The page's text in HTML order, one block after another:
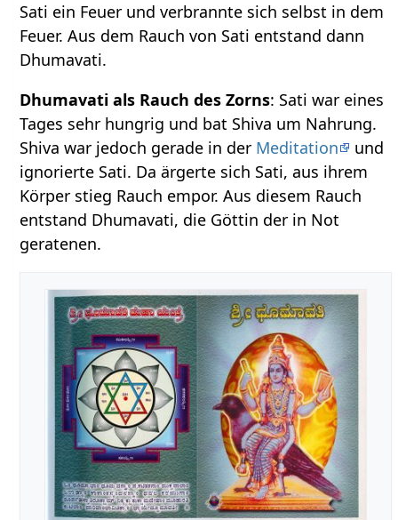
Sati ein Feuer und verbrannte sich selbst in dem
Feuer. Aus dem Rauch von Sati entstand dann
Dhumavati.
Dhumavati als Rauch des Zorns: Sati war eines
Tages sehr hungrig und bat Shiva um Nahrung.
Shiva war jedoch gerade in der Meditation
und
ignorierte Sati. Da ärgerte sich Sati, aus ihrem
Körper stieg Rauch empor. Aus diesem Rauch
entstand Dhumavati, die Göttin der in Not
geratenen.